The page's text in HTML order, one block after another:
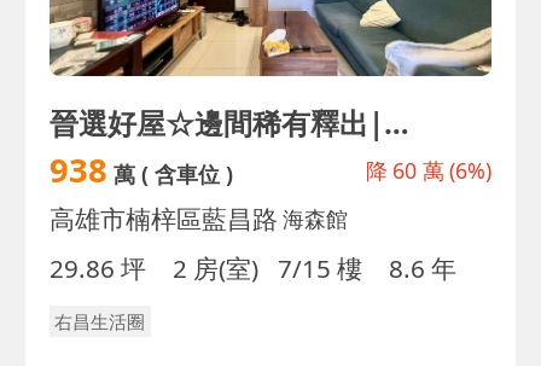
晉選好屋☆邊間稀有釋出|輕屋齡質感兩房+車位
938 萬( 含車位 ) 降 60 萬(6%)
高雄市楠梓區藍昌路 海森館
29.86 坪 2 房(室) 7/15 樓 8.6 年
右昌生活圈